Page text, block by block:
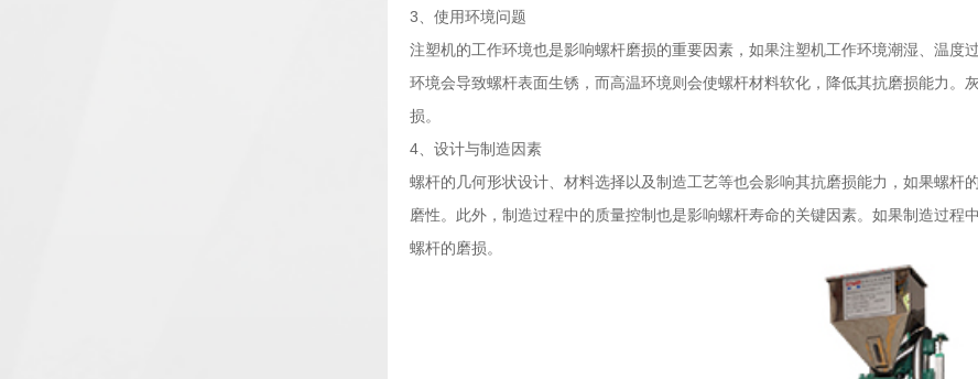
3、使用环境问题
注塑机的工作环境也是影响螺杆磨损的重要因素，如果注塑机工作环境潮湿、温度
环境会导致螺杆表面生锈，而高温环境则会使螺杆材料软化，降低其抗磨损能力。
损。
4、设计与制造因素
螺杆的几何形状设计、材料选择以及制造工艺等也会影响其抗磨损能力，如果螺杆
磨性。此外，制造过程中的质量控制也是影响螺杆寿命的关键因素。如果制造过程
螺杆的磨损。